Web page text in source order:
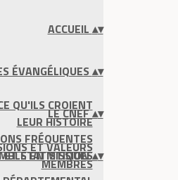
ACCUEIL ▴▾
ÉVANGÉLIQUES ▴▾
QU'ILS CROIENT
LEUR HISTOIRE
FRÉQUENTES
ET STATISTIQUES
LE CNEF▴▾
ET VALEURS
MEMBRES
EN MISSION▴▾